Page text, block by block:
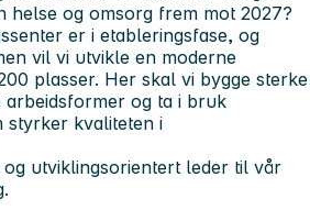
helse og omsorg frem mot 2027?
er i etableringsfase, og
vil vi utvikle en moderne
plasser. Her skal vi bygge sterke
arbeidsformer og ta i bruk
styrker kvaliteten i
utviklingsorientert leder til vår